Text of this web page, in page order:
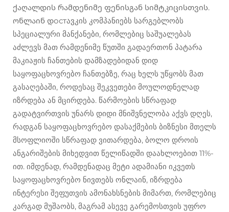
ქაღალდის რამდენიმე ფენისგან სიმტკიცისთვის.
ონლაინ დостავკის კომპანიებს სარგებლობს
სპეციალური მანქანები, რომლებიც საშუალებას
აძლევს მათ რამდენიმე წუთში გადაერთონ პატარა
მაკიაჟის ჩანთების დამზადებიდან დიდ
საყოფაცხოვრებო ჩანთებზე, რაც ხელს უწყობს მათ
გასაღებაში, როდესაც შეკვეთები მოულოდნელად
იზრდება ან მცირდება. წარმოების სწრაფად
გადატვირთვის უნარს დიდი მნიშვნელობა აქვს დღეს,
რადგან საყოფაცხოვრებო დასაქმების ბიზნესი მთელს
მსოფლიოში სწრაფად ვითარდება, ბოლო დროის
ანგარიშების მიხედვით წელიწადში დაახლოებით 11%-
ით. იმდენად, რამდენადაც მეტი ადამიანი იკვეთს
საყოფაცხოვრებო ნივთებს ონლაინ, იზრდება
ინტერესი შეფუთვის ამონახსნების მიმართ, რომლებიც
კარგად მუშაობს, მაგრამ ასევე გარემოსთვის უფრო